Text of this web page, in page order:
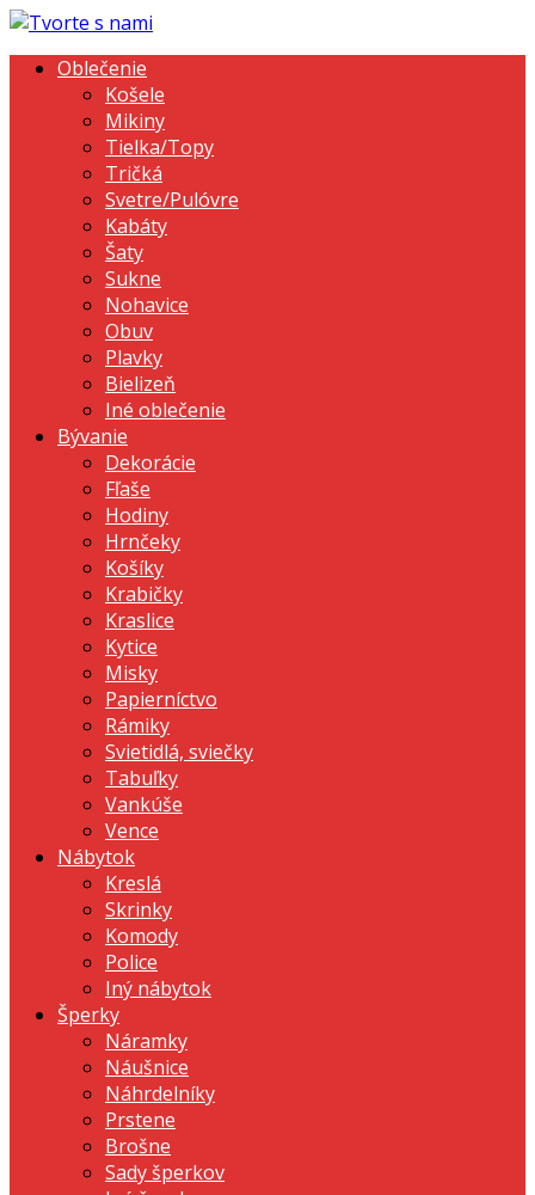
Oblečenie
Košele
Mikiny
Tielka/Topy
Tričká
Svetre/Pulóvre
Kabáty
Šaty
Sukne
Nohavice
Obuv
Plavky
Bielizeň
Iné oblečenie
Bývanie
Dekorácie
Fľaše
Hodiny
Hrnčeky
Košíky
Krabičky
Kraslice
Kytice
Misky
Papierníctvo
Rámiky
Svietidlá, sviečky
Tabuľky
Vankúše
Vence
Nábytok
Kreslá
Skrinky
Komody
Police
Iný nábytok
Šperky
Náramky
Náušnice
Náhrdelníky
Prstene
Brošne
Sady šperkov